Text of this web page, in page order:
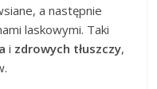
a następnie
laskowymi. Taki
i zdrowych tłuszczy,